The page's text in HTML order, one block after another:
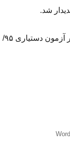
شد.
۹۵/ معدل ها تراز می شوند